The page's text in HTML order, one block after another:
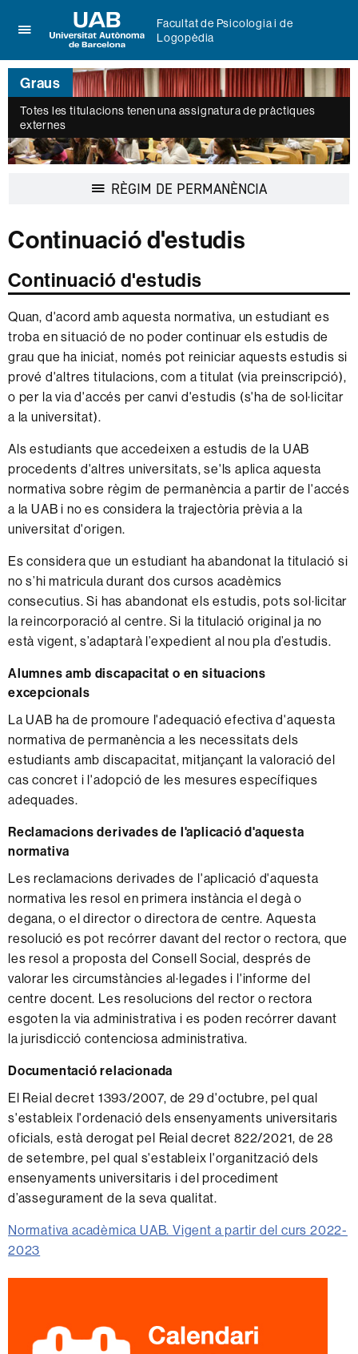
per
desplegar
el
menú
de
Facultat
de
Universitat
Autònoma
Barcelona
Facultat de Psicologia i de
Logopèdia
Graus
Totes les titulacions tenen una assignatura de pràctiques
externes
RÈGIM DE PERMANÈNCIA
Continuació d'estudis
Continuació d'estudis
Quan, d'acord amb aquesta normativa, un estudiant es
troba en situació de no poder continuar els estudis de
grau que ha iniciat, només pot reiniciar aquests estudis si
prové d'altres titulacions, com a titulat (via preinscripció),
o per la via d'accés per canvi d'estudis (s'ha de sol·licitar
a la universitat).
Als estudiants que accedeixen a estudis de la UAB
procedents d'altres universitats, se'ls aplica aquesta
normativa sobre règim de permanència a partir de l'accés
a la UAB i no es considera la trajectòria prèvia a la
universitat d'origen.
Es considera que un estudiant ha abandonat la titulació si
no s’hi matricula durant dos cursos acadèmics
consecutius. Si has abandonat els estudis, pots sol·licitar
la reincorporació al centre. Si la titulació original ja no
està vigent, s’adaptarà l’expedient al nou pla d’estudis.
Alumnes amb discapacitat o en situacions
excepcionals
La UAB ha de promoure l'adequació efectiva d'aquesta
normativa de permanència a les necessitats dels
estudiants amb discapacitat, mitjançant la valoració del
cas concret i l'adopció de les mesures específiques
adequades.
Reclamacions derivades de l'aplicació d'aquesta
normativa
Les reclamacions derivades de l'aplicació d'aquesta
normativa les resol en primera instància el degà o
degana, o el director o directora de centre. Aquesta
resolució es pot recórrer davant del rector o rectora, que
les resol a proposta del Consell Social, després de
valorar les circumstàncies al·legades i l'informe del
centre docent. Les resolucions del rector o rectora
esgoten la via administrativa i es poden recórrer davant
la jurisdicció contenciosa administrativa.
Documentació relacionada
El Reial decret 1393/2007, de 29 d'octubre, pel qual
s'estableix l'ordenació dels ensenyaments universitaris
oficials, està derogat pel Reial decret 822/2021, de 28
de setembre, pel qual s'estableix l'organització dels
ensenyaments universitaris i del procediment
d’assegurament de la seva qualitat.
Normativa acadèmica UAB. Vigent a partir del curs 2022-
2023
Informació